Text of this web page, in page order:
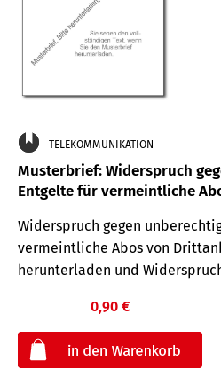
TELEKOMMUNIKATION
Musterbrief: Widerspruch
Entgelte für vermeintliche
Widerspruch gegen
vermeintliche Abos von
herunterladen und
0,90 €